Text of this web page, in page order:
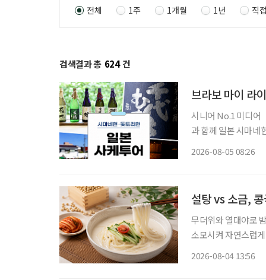
전체 1주 1개월 1년 직
검색결과 총 624 건
브라보 마이 라
시니어 No.1 미디어
과 함께 일본 시마네
2026-08-05 08:26
설탕 vs 소금,
무더위와 열대야로
소모시켜 자연스럽게 보양식을 찾게 만든
2026-08-04 13:56